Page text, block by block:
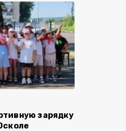
зарядку